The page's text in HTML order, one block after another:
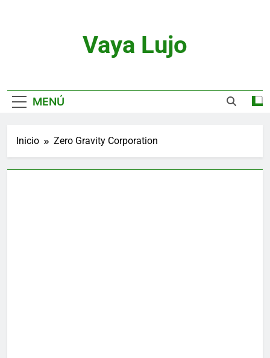
Vaya Lujo
MENÚ
Inicio Zero Gravity Corporation